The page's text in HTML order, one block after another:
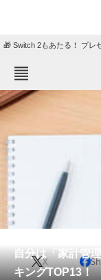
🎁 Switch 2もあたる！ プレ
ねとらぼメニュー
エンタメ
グルメ
住まい
動物
会員記事
自分は「家計管
キングTOP13！
X